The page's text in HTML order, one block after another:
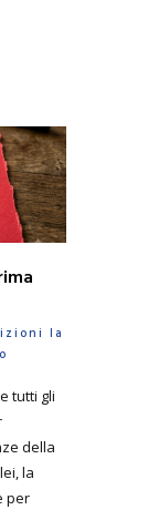
la
tutti gli
della
la
per